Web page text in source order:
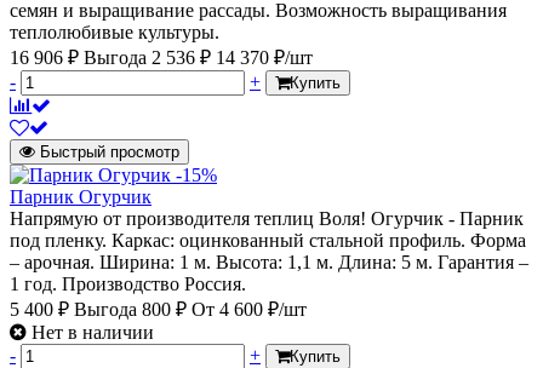
семян и выращивание рассады. Возможность выращивания
теплолюбивые культуры.
16 906 ₽ Выгода 2 536 ₽ 14 370 ₽/шт
-
+ Купить
Быстрый просмотр
-15%
Парник Огурчик
Напрямую от производителя теплиц Воля! Огурчик - Парник
под пленку. Каркас: оцинкованный стальной профиль. Форма
– арочная. Ширина: 1 м. Высота: 1,1 м. Длина: 5 м. Гарантия –
1 год. Производство Россия.
5 400 ₽ Выгода 800 ₽ От 4 600 ₽/шт
Нет в наличии
-
+ Купить